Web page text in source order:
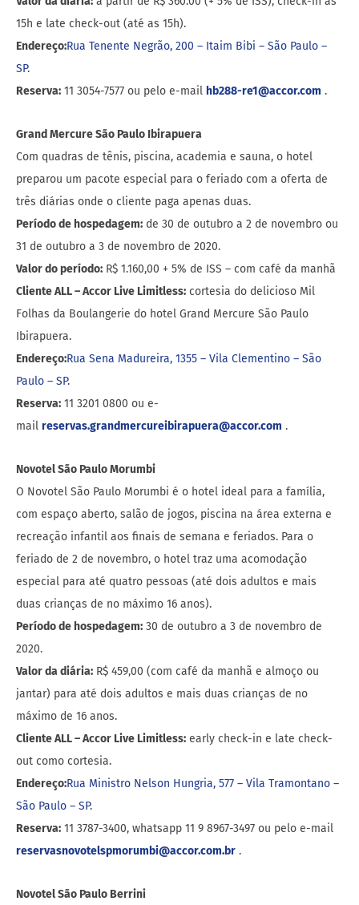
15h e late check-out (até as 15h).
Endereço:Rua Tenente Negrão, 200 – Itaim Bibi – São Paulo –
SP.
Reserva: 11 3054-7577 ou pelo e-mail hb288-re1@accor.com .
Grand Mercure São Paulo Ibirapuera
Com quadras de tênis, piscina, academia e sauna, o hotel
preparou um pacote especial para o feriado com a oferta de
três diárias onde o cliente paga apenas duas.
Período de hospedagem: de 30 de outubro a 2 de novembro ou
31 de outubro a 3 de novembro de 2020.
Valor do período: R$ 1.160,00 + 5% de ISS – com café da manhã
Cliente ALL – Accor Live Limitless: cortesia do delicioso Mil
Folhas da Boulangerie do hotel Grand Mercure São Paulo
Ibirapuera.
Endereço:Rua Sena Madureira, 1355 – Vila Clementino – São
Paulo – SP.
Reserva: 11 3201 0800 ou e-
mail reservas.grandmercureibirapuera@accor.com .
Novotel São Paulo Morumbi
O Novotel São Paulo Morumbi é o hotel ideal para a família,
com espaço aberto, salão de jogos, piscina na área externa e
recreação infantil aos finais de semana e feriados. Para o
feriado de 2 de novembro, o hotel traz uma acomodação
especial para até quatro pessoas (até dois adultos e mais
duas crianças de no máximo 16 anos).
Período de hospedagem: 30 de outubro a 3 de novembro de
2020.
Valor da diária: R$ 459,00 (com café da manhã e almoço ou
jantar) para até dois adultos e mais duas crianças de no
máximo de 16 anos.
Cliente ALL – Accor Live Limitless: early check-in e late check-
out como cortesia.
Endereço:Rua Ministro Nelson Hungria, 577 – Vila Tramontano –
São Paulo – SP.
Reserva: 11 3787-3400, whatsapp 11 9 8967-3497 ou pelo e-mail
reservasnovotelspmorumbi@accor.com.br .
Novotel São Paulo Berrini